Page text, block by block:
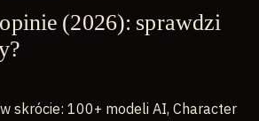
(2026): sprawdzi
skrócie: 100+ modeli AI, Character